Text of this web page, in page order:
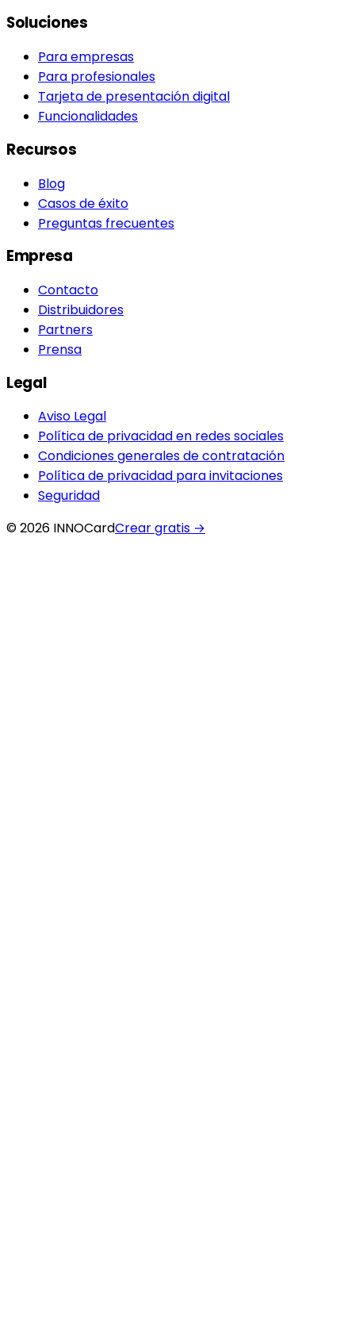
Soluciones
Para empresas
Para profesionales
Tarjeta de presentación digital
Funcionalidades
Recursos
Blog
Casos de éxito
Preguntas frecuentes
Empresa
Contacto
Distribuidores
Partners
Prensa
Legal
Aviso Legal
Política de privacidad en redes sociales
Condiciones generales de contratación
Política de privacidad para invitaciones
Seguridad
© 2026 INNOCardCrear gratis →